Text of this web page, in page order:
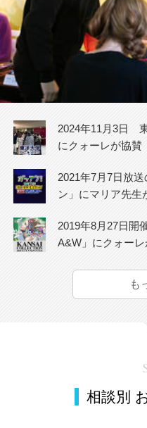
2024年11月3日
にクォーレが協賛
2021年7月7日放
ン」にマリア先生
2019年8月27日開
A&W」にクォー
も
相談別